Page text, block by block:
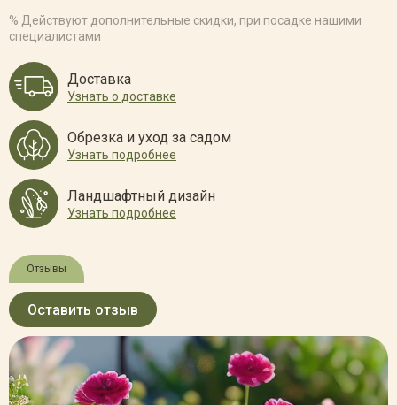
% Действуют дополнительные скидки, при посадке нашими
специалистами
Доставка
Узнать о доставке
Обрезка и уход за садом
Узнать подробнее
Ландшафтный дизайн
Узнать подробнее
Отзывы
Оставить отзыв